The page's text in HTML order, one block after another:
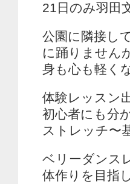
21日のみ羽田
公園に隣接し
に踊りません
身も心も軽く
体験レッスン
初心者にも分
ストレッチ〜
ベリーダンス
体作りを目指